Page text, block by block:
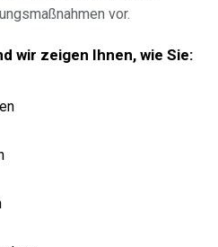
vor.
wir zeigen Ihnen, wie Sie: